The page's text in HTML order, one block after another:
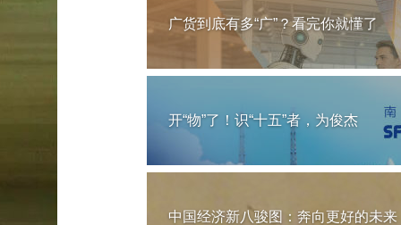
广货到底有多“广”？看完你就懂了
开“物”了！识“十五”者，为俊杰
中国经济新八骏图：奔向更好的未来